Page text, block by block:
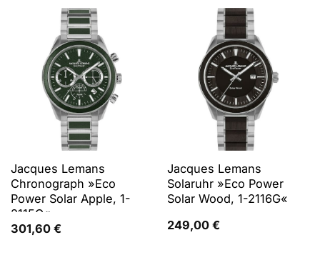
Jacques Lemans
Chronograph »Eco
Power Solar Apple, 1-
2115G«
301,60 €
Jacques Lemans
Solaruhr »Eco Power
Solar Wood, 1-2116G«
249,00 €